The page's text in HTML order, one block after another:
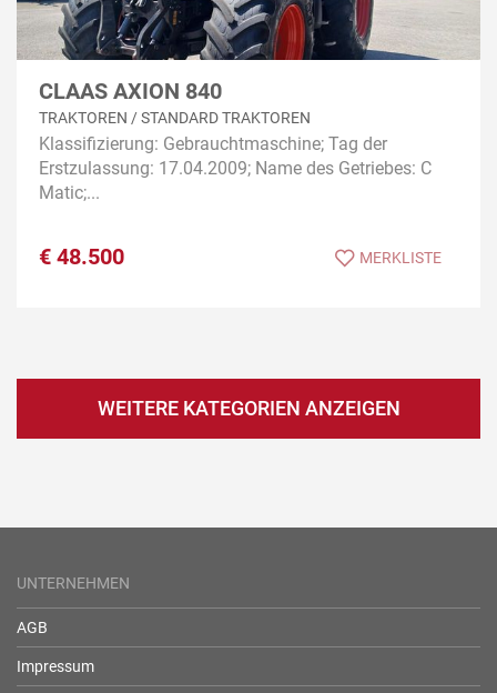
CLAAS AXION 840
TRAKTOREN / STANDARD TRAKTOREN
Klassifizierung: Gebrauchtmaschine; Tag der
Erstzulassung: 17.04.2009; Name des Getriebes: C
Matic;...
€ 48.500 MERKLISTE
WEITERE KATEGORIEN ANZEIGEN
UNTERNEHMEN
AGB
Impressum